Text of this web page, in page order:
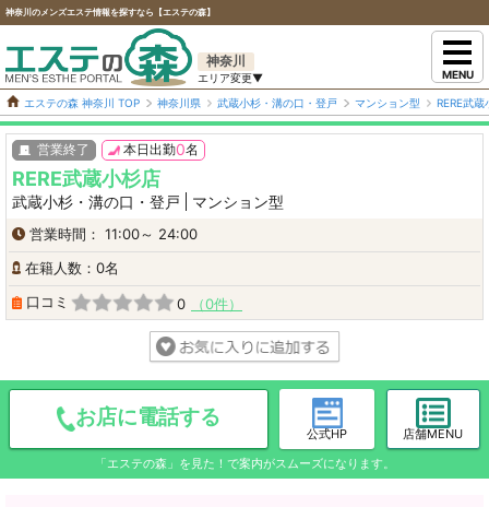
神奈川のメンズエステ情報を探すなら【エステの森】
神奈川
MENU
エステの森 神奈川 TOP 神奈川県 武蔵小杉・溝の口・登戸 マンション型 RERE武蔵
営業終了 本日出勤0名
RERE武蔵小杉店
武蔵小杉・溝の口・登戸 マンション型
営業時間： 11:00～ 24:00
在籍人数：0名
口コミ
0 0件
お店に電話する
公式HP
店舗MENU
「エステの森」を見た！で案内がスムーズになります。